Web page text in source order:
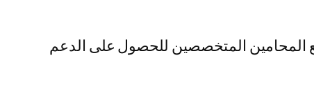
المحامين المتخصصين للحصول على الدعم